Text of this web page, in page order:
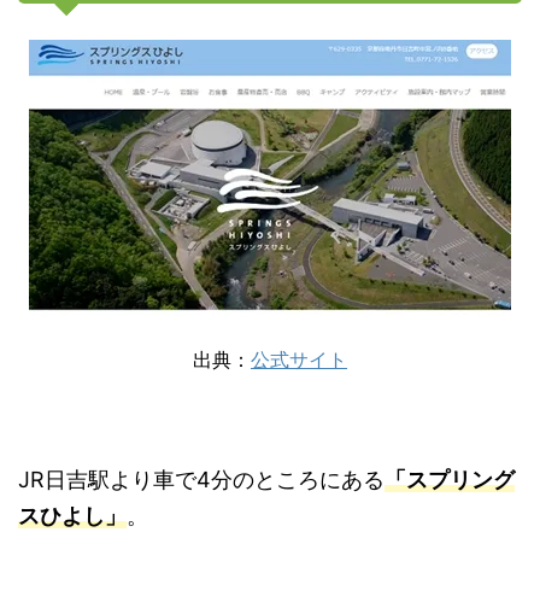
出典： 公式サイト
JR日吉駅より車で4分のところにある「スプリング
スひよし」。